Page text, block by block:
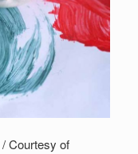
Courtesy of